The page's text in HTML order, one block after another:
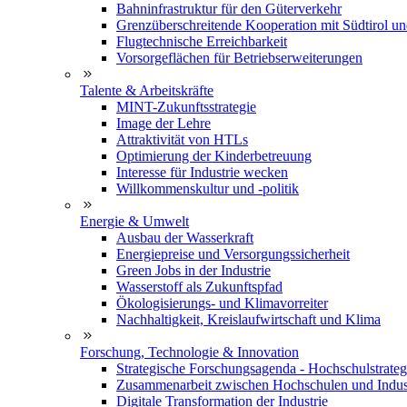
Bahninfrastruktur für den Güterverkehr
Grenzüberschreitende Kooperation mit Südtirol
Flugtechnische Erreichbarkeit
Vorsorgeflächen für Betriebserweiterungen
Talente & Arbeitskräfte
MINT-Zukunftsstrategie
Image der Lehre
Attraktivität von HTLs
Optimierung der Kinderbetreuung
Interesse für Industrie wecken
Willkommenskultur und -politik
Energie & Umwelt
Ausbau der Wasserkraft
Energiepreise und Versorgungssicherheit
Green Jobs in der Industrie
Wasserstoff als Zukunftspfad
Ökologisierungs- und Klimavorreiter
Nachhaltigkeit, Kreislaufwirtschaft und Klima
Forschung, Technologie & Innovation
Strategische Forschungsagenda -
Zusammenarbeit zwischen Hochschulen und
Digitale Transformation der Industrie